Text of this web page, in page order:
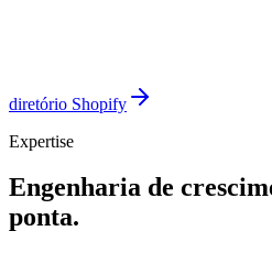
diretório Shopify
Expertise
Engenharia de
ponta.